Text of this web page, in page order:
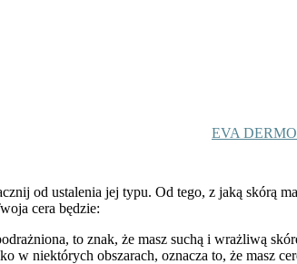
EVA DERMO
od ustalenia jej typu. Od tego, z jaką skórą
cera będzie:
to znak, że masz suchą i wrażliwą
w niektórych obszarach, oznacza to, że masz